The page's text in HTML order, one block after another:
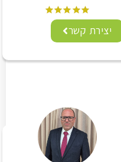
יצירת קשר